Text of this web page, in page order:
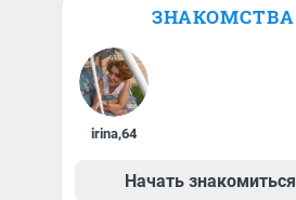
ЗНАКОМСТВА
irina,64
Начать знакомиться